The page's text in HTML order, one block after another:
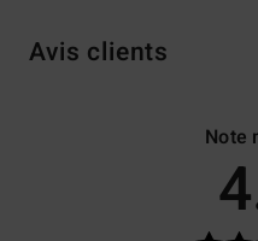
Avis clients
Note